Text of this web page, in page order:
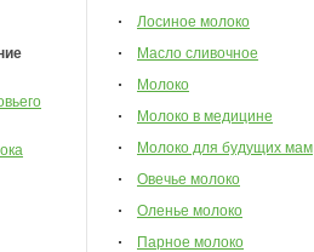
Лосиное молоко
Масло сливочное
Молоко
Молоко в медицине
Молоко для будущих мам
Овечье молоко
Оленье молоко
Парное молоко